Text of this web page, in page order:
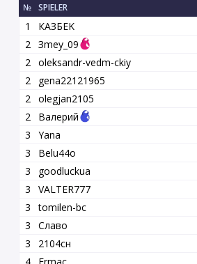
№ SPIELER
1 КАЗБEK
2 Зmey_09
2 oleksandr-vedm-ckiy
2
gena22121965
2 olegjan2105
2
Валерий
3
Yana
3
Belu44o
3
goodluckua
3
VALTER777
3
tomilen-bc
3
Славо
3
2104сн